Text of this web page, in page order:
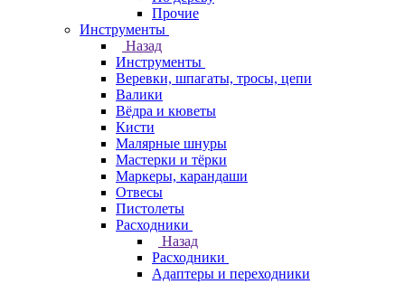
Прочие
Инструменты
Назад
Инструменты
Веревки, шпагаты, тросы, цепи
Валики
Вёдра и кюветы
Кисти
Малярные шнуры
Мастерки и тёрки
Маркеры, карандаши
Отвесы
Пистолеты
Расходники
Назад
Расходники
Адаптеры и переходники